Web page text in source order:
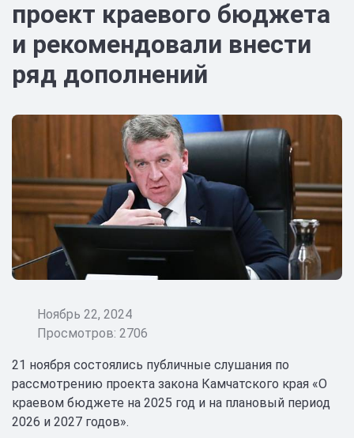
проект краевого бюджета
и рекомендовали внести
ряд дополнений
Ноябрь 22, 2024
Просмотров: 2706
21 ноября состоялись публичные слушания по
рассмотрению проекта закона Камчатского края «О
краевом бюджете на 2025 год и на плановый период
2026 и 2027 годов».